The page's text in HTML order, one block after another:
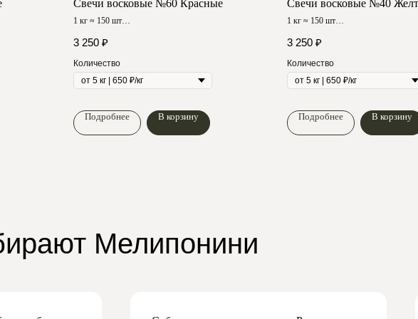
Свечи восковые №60 Красные
1 кг ≈ 150 шт
3 250 ₽
Количество
Подробнее В корзину
Свечи восковые №40
1 кг ≈ 150 шт
3 250 ₽
Количество
Подробнее В корзину
Мелипонини